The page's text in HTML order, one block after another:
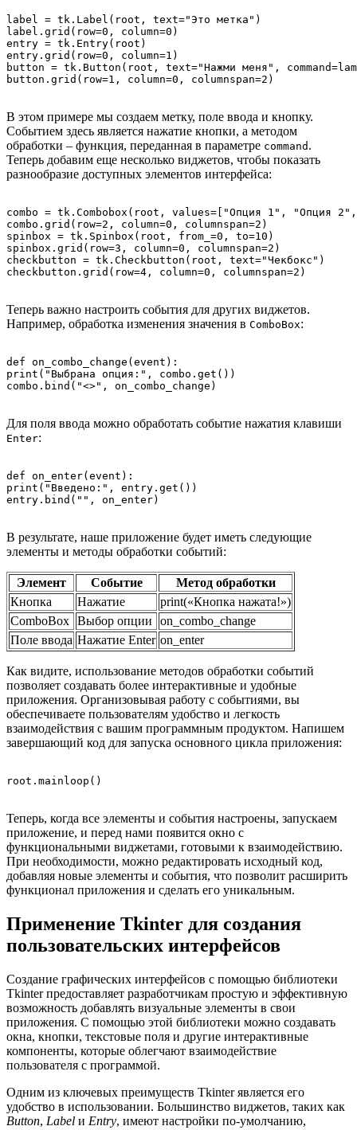
label = tk.Label(root, text="Это метка")
label.grid(row=0, column=0)
entry = tk.Entry(root)
entry.grid(row=0, column=1)
button = tk.Button(root, text="Нажми меня",
В этом примере мы создаем метку, поле ввода и кнопку.
Событием здесь является нажатие кнопки, а методом
обработки – функция, переданная в параметре command .
Теперь добавим еще несколько виджетов, чтобы показать
разнообразие доступных элементов интерфейса:
combo = tk.Combobox(root, values=["Опция 1", "Опция
combo.grid(row=2, column=0, columnspan=2)
spinbox = tk.Spinbox(root, from_=0, to=10)
spinbox.grid(row=3, column=0, columnspan=2)
checkbutton = tk.Checkbutton(root, text="Чекбокс")
Теперь важно настроить события для других виджетов.
Например, обработка изменения значения в ComboBox:
def on_combo_change(event):
print("Выбрана опция:", combo.get())
combo.bind("<
Для поля ввода можно обработать событие нажатия клавиши
Enter:
def on_enter(event):
print("Введено:", entry.get())
entry.bind("
В результате, наше приложение будет иметь следующие
элементы и методы обработки событий:
Элемент Событие
Метод обработки
Кнопка
Нажатие
print(«Кнопка нажата!»)
ComboBox Выбор опции
on_combo_change
Поле ввода Нажатие Enter on_enter
Как видите, использование методов обработки событий
позволяет создавать более интерактивные и удобные
приложения. Организовывая работу с событиями, вы
обеспечиваете пользователям удобство и легкость
взаимодействия с вашим программным продуктом. Напишем
завершающий код для запуска основного цикла приложения:
Теперь, когда все элементы и события настроены, запускаем
приложение, и перед нами появится окно с
функциональными виджетами, готовыми к взаимодействию.
При необходимости, можно редактировать исходный код,
добавляя новые элементы и события, что позволит расширить
функционал приложения и сделать его уникальным.
Применение Tkinter для создания
пользовательских интерфейсов
Создание графических интерфейсов с помощью библиотеки
Tkinter предоставляет разработчикам простую и эффективную
возможность добавлять визуальные элементы в свои
приложения. С помощью этой библиотеки можно создавать
окна, кнопки, текстовые поля и другие интерактивные
компоненты, которые облегчают взаимодействие
пользователя с программой.
Одним из ключевых преимуществ Tkinter является его
удобство в использовании. Большинство виджетов, таких как
Button, Label и Entry, имеют настройки по-умолчанию,